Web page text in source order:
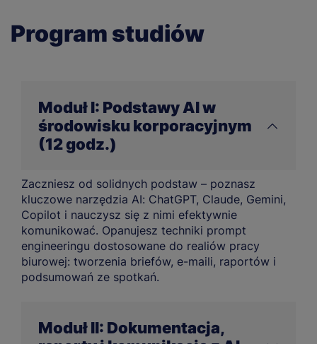
Program studiów
Moduł I: Podstawy AI w
środowisku korporacyjnym
(12 godz.)
Zaczniesz od solidnych podstaw – poznasz
kluczowe narzędzia AI: ChatGPT, Claude, Gemini,
Copilot i nauczysz się z nimi efektywnie
komunikować. Opanujesz techniki prompt
engineeringu dostosowane do realiów pracy
biurowej: tworzenia briefów, e-maili, raportów i
podsumowań ze spotkań.
Moduł II: Dokumentacja,